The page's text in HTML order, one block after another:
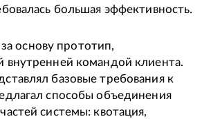
большая эффективность.
основу прототип,
внутренней командой клиента.
базовые требования к
способы объединения
системы: квотация,